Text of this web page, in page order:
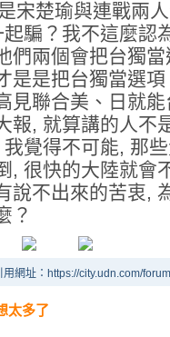
宋楚瑜與連戰兩
騙？我不這麼認
們兩個會把台獨
是是把台獨當選項
見聯合美、日就
報, 就算講的人不
覺得不可能, 那
, 很快的大陸就會
說不出來的苦衷,
？
用網址：https://city.udn.com/
太多了